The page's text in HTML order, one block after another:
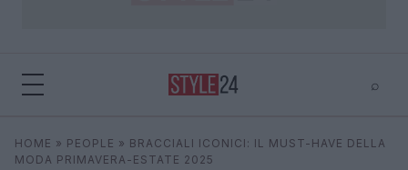
⌕
Cerca ⌕ ×
HOME » PEOPLE » BRACCIALI ICONICI: IL MUST-HAVE DELLA
MODA PRIMAVERA-ESTATE 2025